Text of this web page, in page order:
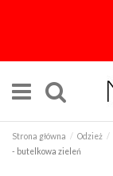
Strona główna Odzież
- butelkowa zieleń